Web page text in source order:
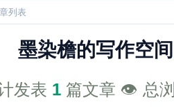
列表
墨染檐的写作空间
发表 1 篇文章 👁️ 总